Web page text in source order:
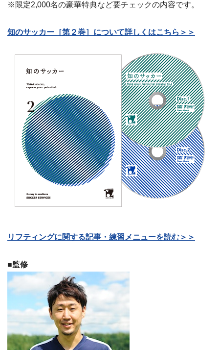
※限定2,000名の豪華特典など要チェックの内容です。
知のサッカー［第２巻］について詳しくはこちら＞＞
リフティングに関する記事・練習メニューを読む＞＞
■監修